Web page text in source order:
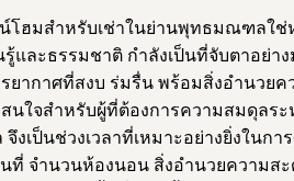
โฮมสำหรับเช่าในย่านพุทธมณฑลใ
รู้และธรรมชาติ กำลังเป็นที่จับตาอ
ากาศที่สงบ ร่มรื่น พร้อมสิ่งอำนวย
นใจสำหรับผู้ที่ต้องการความสมดุลร
เป็นช่วงเวลาที่เหมาะอย่างยิ่งในก
ที่ จำนวนห้องนอน สิ่งอำนวยความส